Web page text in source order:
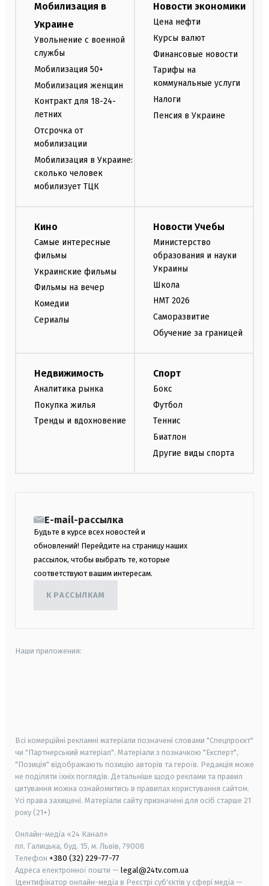
Мобилизация в
Украине
Увольнение с военной
службы
Мобилизация 50+
Мобилизация женщин
Контракт для 18-24-
летних
Отсрочка от
мобилизации
Мобилизация в Украине:
сколько человек
мобилизует ТЦК
Новости экономики
Цена нефти
Курсы валют
Финансовые новости
Тарифы на
коммунальные услуги
Налоги
Пенсия в Украине
Кино
Самые интересные
фильмы
Украинские фильмы
Фильмы на вечер
Комедии
Сериалы
Новости Учебы
Министерство
образования и науки
Украины
Школа
НМТ 2026
Саморазвитие
Обучение за границей
Недвижимость
Аналитика рынка
Покупка жилья
Тренды и вдохновение
Спорт
Бокс
Футбол
Теннис
Биатлон
Другие виды спорта
E-mail-рассылка
Будьте в курсе всех новостей и
обновлений! Перейдите на страницу наших
рассылок, чтобы выбрать те, которые
соответствуют вашим интересам.
К РАССЫЛКАМ
Наши приложения:
Всі комерційні рекламні матеріали позначені словами "Спецпроєкт"
чи "Партнерський матеріал". Матеріали з позначкою "Експерт",
"Позиція" відображають позицію авторів та героїв. Редакція може
не поділяти їхніх поглядів. Детальніше щодо реклами та правил
цитування можна ознайомитись в правилах користування сайтом.
Усі права захищені. Матеріали сайту призначені для осіб старше 21
року (21+)
Онлайн-медіа «24 Канал»
пл. Галицька, буд. 15, м. Львів, 79008
Телефон +380 (32) 229-77-77
Адреса електронної пошти — legal@24tv.com.ua
Ідентифікатор онлайн-медіа в Реєстрі суб'єктів у сфері медіа —